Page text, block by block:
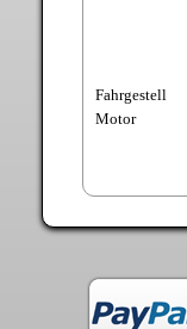
Fahrgestell
Motor